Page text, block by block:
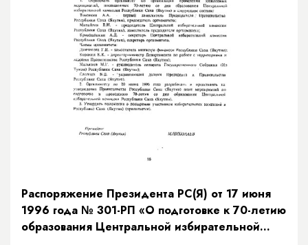
Распоряжение Президента РС(Я) от 17 июня
1996 года № 301-РП «О подготовке к 70-летию
образования Центральной избирательной